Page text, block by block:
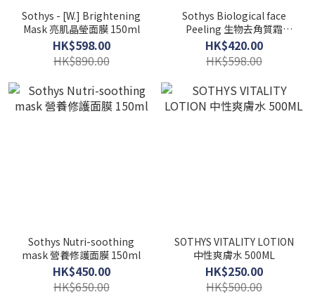
Sothys - [W.] Brightening
Mask 亮肌晶瑩面膜 150ml
HK$598.00
HK$890.00
Sothys Biological face
Peeling 生物去角質霜
150ml
HK$420.00
HK$598.00
Sothys Nutri-soothing
mask 營養修護面膜 150ml
HK$450.00
HK$650.00
SOTHYS VITALITY LOTION
中性爽膚水 500ML
HK$250.00
HK$500.00